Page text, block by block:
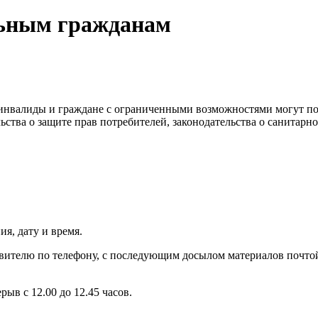
гражданам
и граждане с ограниченными возможностями могут
о защите прав потребителей, законодательства о
дату и время.
по телефону, с последующим досылом материалов
с 12.00 до 12.45 часов.